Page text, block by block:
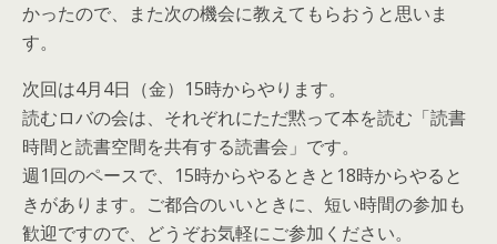
かったので、また次の機会に教えてもらおうと思いま
す。
次回は4月4日（金）15時からやります。
読むロバの会は、それぞれにただ黙って本を読む「読書
時間と読書空間を共有する読書会」です。
週1回のペースで、15時からやるときと18時からやると
きがあります。ご都合のいいときに、短い時間の参加も
歓迎ですので、どうぞお気軽にご参加ください。